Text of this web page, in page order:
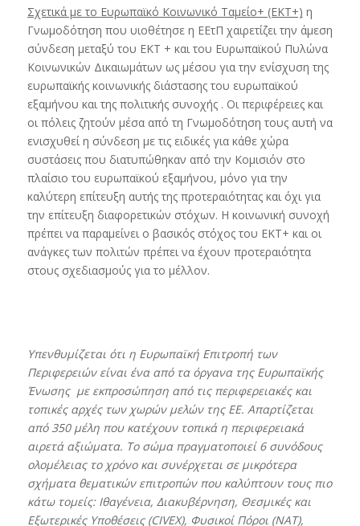
Σχετικά με το Ευρωπαϊκό Κοινωνικό Ταμείο+ (ΕΚΤ+) η
Γνωμοδότηση που υιοθέτησε η ΕΕτΠ χαιρετίζει την άμεση
σύνδεση μεταξύ του ΕΚΤ + και του Ευρωπαϊκού Πυλώνα
Κοινωνικών Δικαιωμάτων ως μέσου για την ενίσχυση της
ευρωπαϊκής κοινωνικής διάστασης του ευρωπαϊκού
εξαμήνου και της πολιτικής συνοχής . Οι περιφέρειες και
οι πόλεις ζητούν μέσα από τη Γνωμοδότηση τους αυτή να
ενισχυθεί η σύνδεση με τις ειδικές για κάθε χώρα
συστάσεις που διατυπώθηκαν από την Κομισιόν στο
πλαίσιο του ευρωπαϊκού εξαμήνου, μόνο για την
καλύτερη επίτευξη αυτής της προτεραιότητας και όχι για
την επίτευξη διαφορετικών στόχων. Η κοινωνική συνοχή
πρέπει να παραμείνει ο βασικός στόχος του ΕΚΤ+ και οι
ανάγκες των πολιτών πρέπει να έχουν προτεραιότητα
στους σχεδιασμούς για το μέλλον.
Υπενθυμίζεται ότι η Ευρωπαϊκή Επιτροπή των
Περιφερειών είναι ένα από τα όργανα της Ευρωπαϊκής
Ένωσης με εκπροσώπηση από τις περιφερειακές και
τοπικές αρχές των χωρών μελών της ΕΕ. Απαρτίζεται
από 350 μέλη που κατέχουν τοπικά η περιφερειακά
αιρετά αξιώματα. Το σώμα πραγματοποιεί 6 συνόδους
ολομέλειας το χρόνο και συνέρχεται σε μικρότερα
σχήματα θεματικών επιτροπών που καλύπτουν τους πιο
κάτω τομείς: Ιθαγένεια, Διακυβέρνηση, Θεσμικές και
Εξωτερικές Υποθέσεις (CIVEX), Φυσικοί Πόροι (NAT),